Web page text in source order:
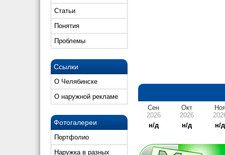
Статьи
Понятия
Проблемы
Ссылки
О Челябинске
О наружной рекламе
Фотогалереи
Портфолио
Наружка в разных
Сен
2026
н/д
Окт
2026
н/д
н/д